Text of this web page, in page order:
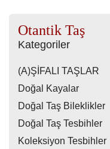
Otantik Taş
Kategoriler
(A)ŞİFALI TAŞLAR
Doğal Kayalar
Doğal Taş Bileklikler
Doğal Taş Tesbihler
Koleksiyon Tesbihler